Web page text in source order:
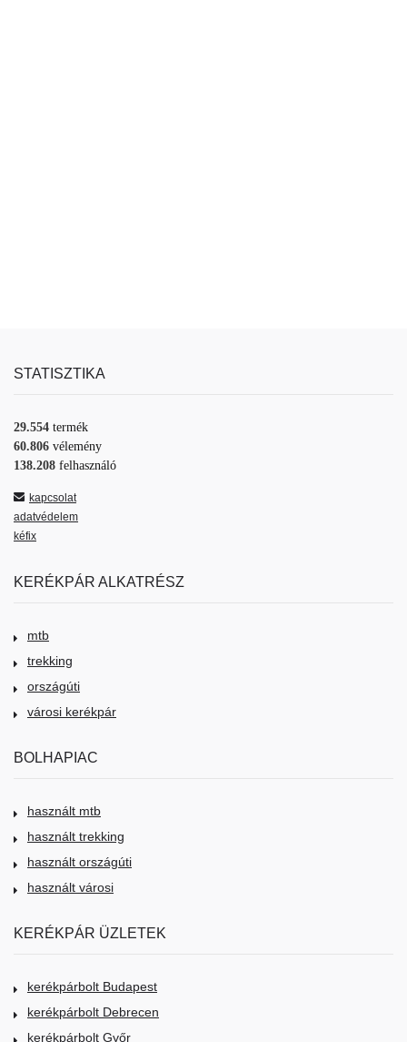
STATISZTIKA
29.554 termék
60.806 vélemény
138.208 felhasználó
kapcsolat
adatvédelem
kéfix
KERÉKPÁR ALKATRÉSZ
mtb
trekking
országúti
városi kerékpár
BOLHAPIAC
használt mtb
használt trekking
használt országúti
használt városi
KERÉKPÁR ÜZLETEK
kerékpárbolt Budapest
kerékpárbolt Debrecen
kerékpárbolt Győr